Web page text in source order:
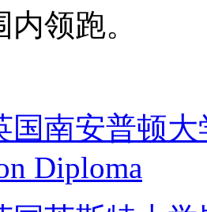
领跑。
国南安普顿
Diploma